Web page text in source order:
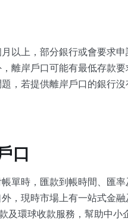
以上，部分銀行或會要求申
離岸戶口可能有最低存款要
，若提供離岸戶口的銀行沒
口
單時，匯款到帳時間、匯率
，現時市場上有一站式金
及環球收款服務，幫助中小